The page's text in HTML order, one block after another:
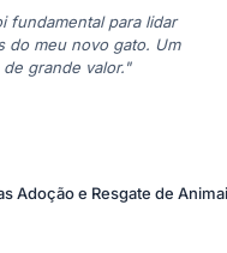
fundamental para lidar
do meu novo gato. Um
grande valor."
Adoção e Resgate de